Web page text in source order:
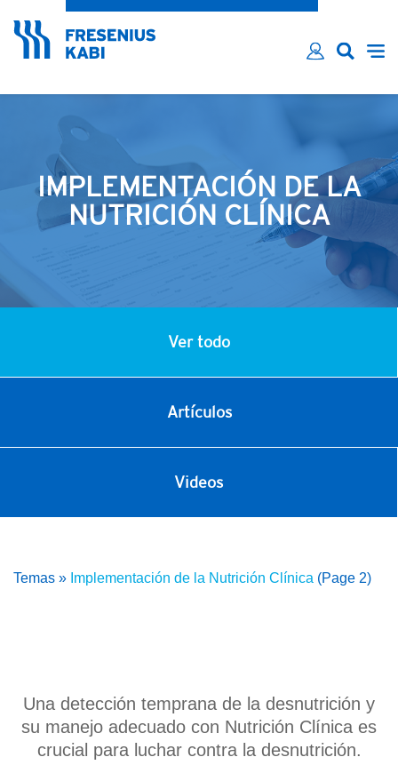
Email*
INICIAR SESIÓN
IMPLEMENTACIÓN DE LA
NUTRICIÓN CLÍNICA
Ver todo
Artículos
Videos
Temas » Implementación de la Nutrición Clínica (Page 2)
Una detección temprana de la desnutrición y
su manejo adecuado con Nutrición Clínica es
crucial para luchar contra la desnutrición.